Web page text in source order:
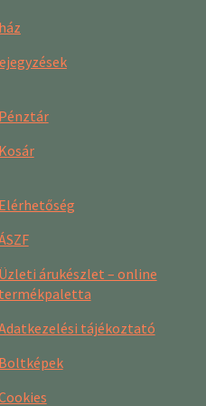
Pénztár
Kosár
Elérhetőség
Üzleti árukészlet – online
termékpaletta
tájékoztató
Boltképek